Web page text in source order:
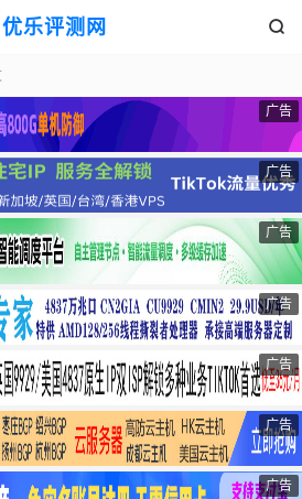
优乐评测网 
广告
广告
广告
广告
广告
广告
广告